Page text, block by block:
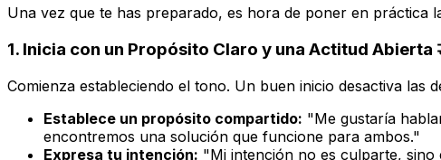
Una vez que te has preparado, es hora de poner en práctica
1. Inicia con un Propósito Claro y una Actitud Abierta
Comienza estableciendo el tono. Un buen inicio desactiva las
Establece un propósito compartido: "Me gustaría
encontremos una solución que funcione para ambos."
Expresa tu intención: "Mi intención no es culparte,